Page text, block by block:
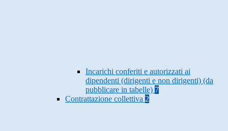
Incarichi conferiti e autorizzati ai
dipendenti (dirigenti e non dirigenti) (da
pubblicare in tabelle) 7
Contrattazione collettiva 2